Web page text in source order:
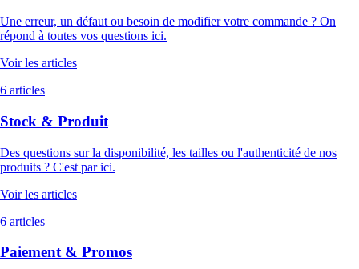
Une erreur, un défaut ou besoin de modifier votre commande ? On
répond à toutes vos questions ici.
Voir les articles
6 articles
Stock & Produit
Des questions sur la disponibilité, les tailles ou l'authenticité de nos
produits ? C'est par ici.
Voir les articles
6 articles
Paiement & Promos